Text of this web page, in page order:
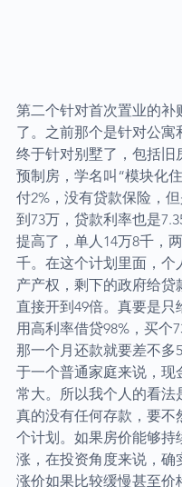
第二个针对首次置业的补
了。之前那个是针对公寓
终于针对别墅了，包括旧
预制房，学名叫“模块化
付2%，没有贷款保险，
到73万，贷款利率也是
提高了，单人14万8千，
千。在这个计划里面，个
产产权，剩下的政府给贷
直接开到49倍。真要是只
用高利率借贷98%，买个
那一个月还款就要差不多
于一个普通家庭来说，现
常大。所以我个人的看法
真的没有任何存款，要不
个计划。如果房价能够持
涨，在投资角度来说，确
涨价如果比较缓慢甚至价